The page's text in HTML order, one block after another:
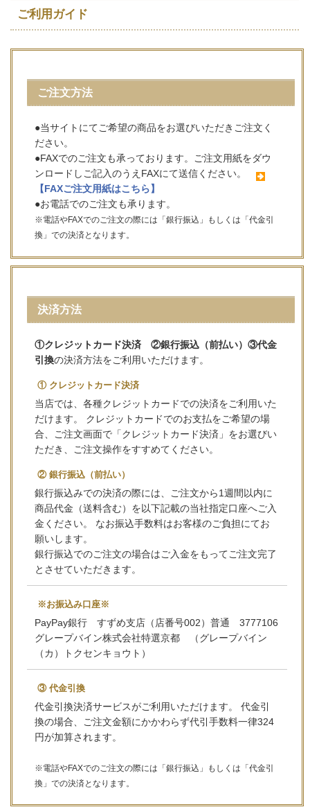
ご利用ガイド
ご注文方法
●当サイトにてご希望の商品をお選びいただきご注文く
ださい。
●FAXでのご注文も承っております。ご注文用紙をダウ
ンロードしご記入のうえFAXにて送信ください。
【FAXご注文用紙はこちら】
●お電話でのご注文も承ります。
※電話やFAXでのご注文の際には「銀行振込」もしくは「代金引
換」での決済となります。
決済方法
①クレジットカード決済 ②銀行振込（前払い）③代金
引換の決済方法をご利用いただけます。
① クレジットカード決済
当店では、各種クレジットカードでの決済をご利用いた
だけます。 クレジットカードでのお支払をご希望の場
合、ご注文画面で「クレジットカード決済」をお選びい
ただき、ご注文操作をすすめてください。
② 銀行振込（前払い）
銀行振込みでの決済の際には、ご注文から1週間以内に
商品代金（送料含む）を以下記載の当社指定口座へご入
金ください。 なお振込手数料はお客様のご負担にてお
願いします。
銀行振込でのご注文の場合はご入金をもってご注文完了
とさせていただきます。
※お振込み口座※
PayPay銀行 すずめ支店（店番号002）普通 3777106
グレープバイン株式会社特選京都 （グレープバイン
（カ）トクセンキョウト）
③ 代金引換
代金引換決済サービスがご利用いただけます。 代金引
換の場合、ご注文金額にかかわらず代引手数料一律324
円が加算されます。
※電話やFAXでのご注文の際には「銀行振込」もしくは「代金引
換」での決済となります。